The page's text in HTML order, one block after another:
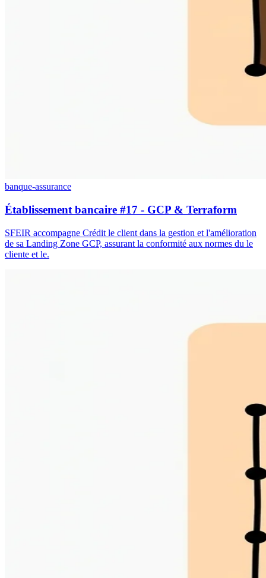
banque-assurance
Établissement bancaire #17 - GCP & Terraform
SFEIR accompagne Crédit le client dans la gestion et l'amélioration
de sa Landing Zone GCP, assurant la conformité aux normes du le
cliente et le.